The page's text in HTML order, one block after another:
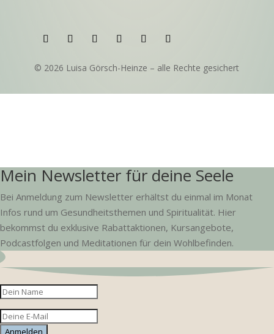
© 2026 Luisa Görsch-Heinze – alle Rechte gesichert
Mein Newsletter für deine Seele
Bei Anmeldung zum Newsletter erhältst du einmal im Monat
Infos rund um Gesundheitsthemen und Spiritualität. Hier
bekommst du exklusive Rabattaktionen, Kursangebote,
Podcastfolgen und Meditationen für dein Wohlbefinden.
Anmelden